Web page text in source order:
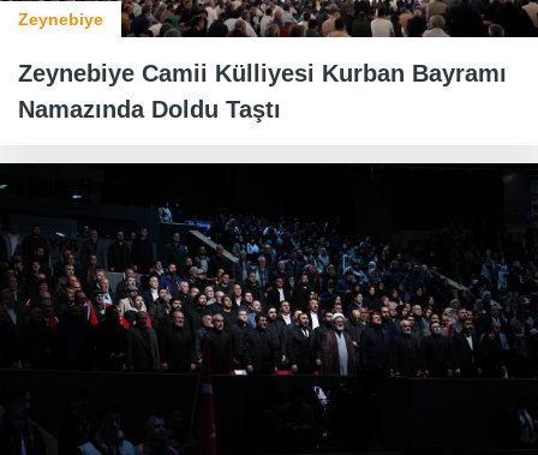
Zeynebiye
Zeynebiye Camii Külliyesi Kurban Bayramı
Namazında Doldu Taştı